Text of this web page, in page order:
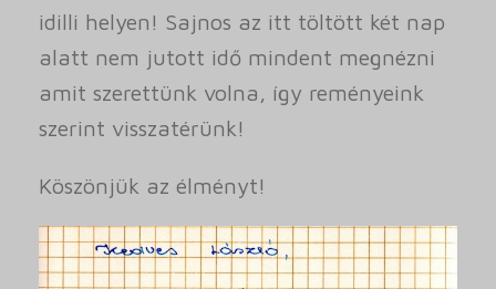
idilli helyen! Sajnos az itt töltött két nap
alatt nem jutott idő mindent megnézni
amit szerettünk volna, így reményeink
szerint visszatérünk!
Köszönjük az élményt!